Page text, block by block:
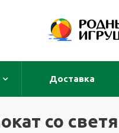
Доставка
со